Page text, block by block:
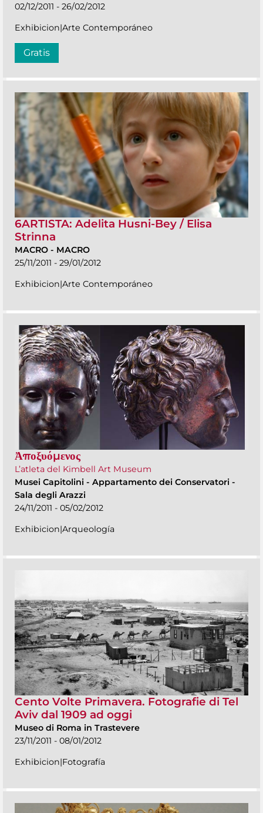
02/12/2011 - 26/02/2012
Exhibicion|Arte Contemporáneo
Gratis
6ARTISTA: Adelita Husni-Bey / Elisa
Strinna
MACRO - MACRO
25/11/2011 - 29/01/2012
Exhibicion|Arte Contemporáneo
Ἀποξυόμενος
L’atleta del Kimbell Art Museum
Musei Capitolini - Appartamento dei Conservatori -
Sala degli Arazzi
24/11/2011 - 05/02/2012
Exhibicion|Arqueología
Cento Volte Primavera. Fotografie di Tel
Aviv dal 1909 ad oggi
Museo di Roma in Trastevere
23/11/2011 - 08/01/2012
Exhibicion|Fotografía